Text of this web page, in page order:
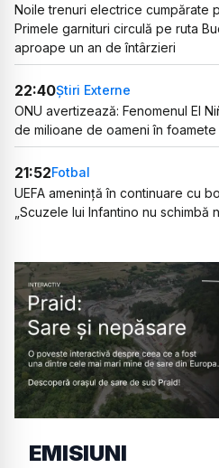
Noile trenuri electrice cumpărate
Primele garnituri circulă pe ruta
aproape un an de întârzieri
22:40Știri Externe
ONU avertizează: Fenomenul El
de milioane de oameni în foamete
21:52Fotbal
UEFA amenință în continuare cu
„Scuzele lui Infantino nu schimbă
EMISIUNI